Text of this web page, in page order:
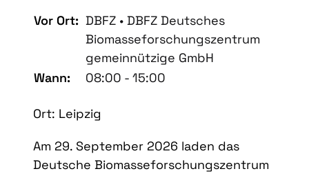
Vor Ort: DBFZ • DBFZ Deutsches
Biomasseforschungszentrum
gemeinnützige GmbH
Wann:
08:00 - 15:00
Ort: Leipzig
Am 29. September 2026 laden das
Deutsche Biomasseforschungszentrum